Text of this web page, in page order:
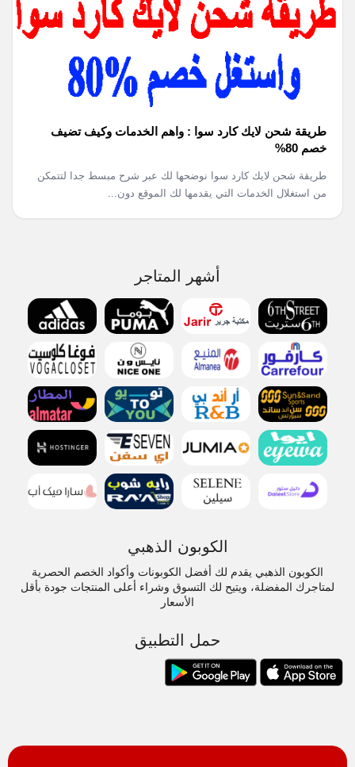
طريقة شحن لايك كارد سوا : واهم الخدمات وكيف تضيف
خصم 80%
طريقة شحن لايك كارد سوا نوضحها لك عبر شرح مبسط جدا لتتمكن
من استغلال الخدمات التي يقدمها لك الموقع دون...
أشهر المتاجر
الكوبون الذهبي
الكوبون الذهبي يقدم لك أفضل الكوبونات وأكواد الخصم الحصرية
لمتاجرك المفضلة، ويتيح لك التسوق وشراء أعلى المنتجات جودة بأقل
الأسعار
حمل التطبيق